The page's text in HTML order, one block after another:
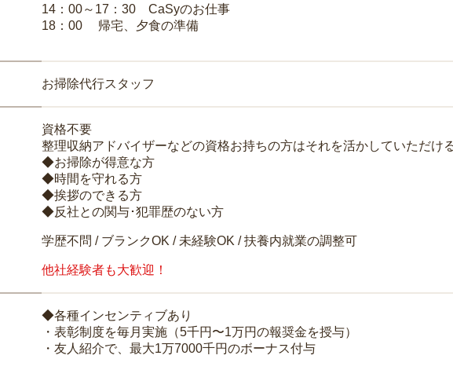
14：00～17：30 CaSyのお仕事
18：00 帰宅、夕食の準備
お掃除代行スタッフ
資格不要
整理収納アドバイザーなどの資格お持ちの方はそれを活かしていただけ
◆お掃除が得意な方
◆時間を守れる方
◆挨拶のできる方
◆反社との関与･犯罪歴のない方
学歴不問 / ブランクOK / 未経験OK / 扶養内就業の調整可
他社経験者も大歓迎！
◆各種インセンティブあり
・表彰制度を毎月実施（5千円〜1万円の報奨金を授与）
・友人紹介で、最大1万7000千円のボーナス付与